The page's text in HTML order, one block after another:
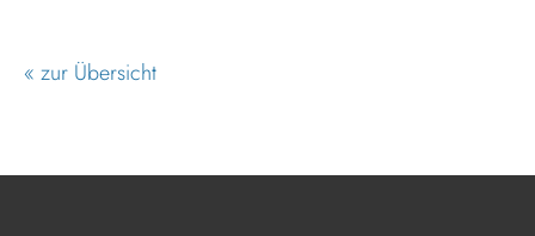
« zur Übersicht